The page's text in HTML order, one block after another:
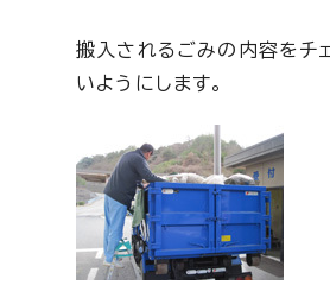
搬入されるごみの内容をチ
いようにします。